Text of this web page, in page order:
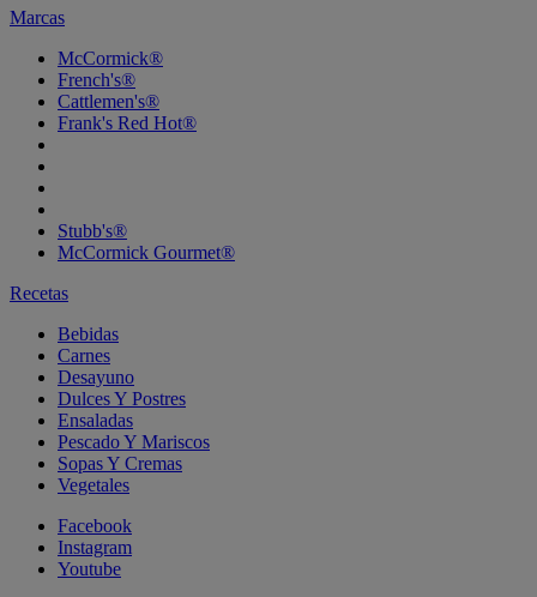
Marcas
McCormick®
French's®
Cattlemen's®
Frank's Red Hot®
Stubb's®
McCormick Gourmet®
Recetas
Bebidas
Carnes
Desayuno
Dulces Y Postres
Ensaladas
Pescado Y Mariscos
Sopas Y Cremas
Vegetales
Facebook
Instagram
Youtube